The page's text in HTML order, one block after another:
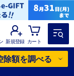
新規登録 カート
除額を調べる